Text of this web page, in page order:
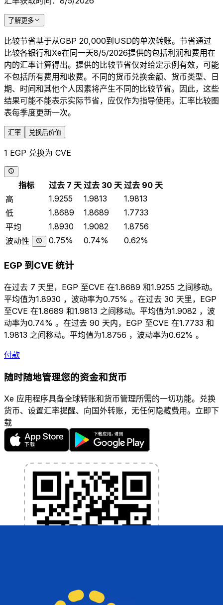
了解更多
比较节省基于从GBP 20,000到USD的单次转账。节省通过
比较各银行和Xe在同一天8/5/2026提供的包括利润和费用在
内的汇率计算得出。提供的比较节省仅对给定示例有效，可能
不包括所有费用和收费。不同的货币兑换金额、货币类型、日
期、时间和其他个人因素将产生不同的比较节省。因此，这些
结果可能不能表示实际节省，应仅作为指导使用。汇率比较图
表每季度更新一次。
汇率 兑换后价值
1 EGP 兑换为 CVE
指标 过去 7 天 过去 30 天 过去 90 天
高
1.9255 1.9813
1.9813
低
1.8689 1.8689
1.7733
平均
1.8930 1.9082
1.8756
波动性
0.75% 0.74% 0.62%
EGP 到CVE 统计
在过去 7 天里，EGP 至CVE 在1.8689 和1.9255 之间移动。
平均值为1.8930 ，波动率为0.75% 。在过去 30 天里，EGP
至CVE 在1.8689 和1.9813 之间移动。平均值为1.9082 ，波
动率为0.74% 。在过去 90 天内，EGP 至CVE 在1.7733 和
1.9813 之间移动。平均值为1.8756 ，波动率为0.62% 。
付款
随时随地管理您的资金和货币
Xe 应用程序具备全球转账和货币管理所需的一切功能。兑换
货币、设置汇率提醒、向国外转账，无任何隐藏费用。立即下
载